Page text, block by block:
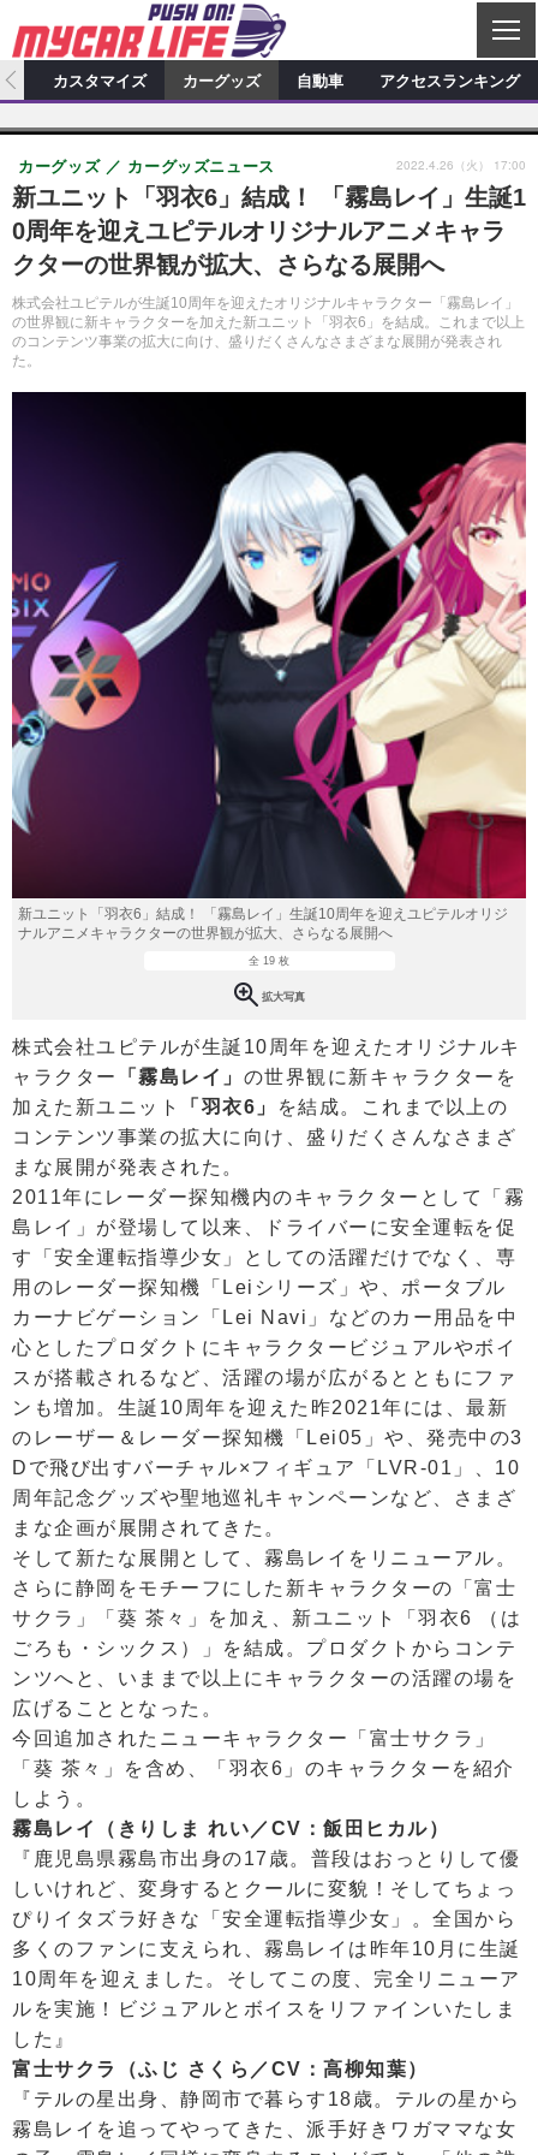
C
L
S
カーオーディオ
特集記事 新製品情報
プロショップ検索 ショップ訪問記
カーオーディオニュース デモカー製作記
その他
カスタマイズ
カスタマイズ特集記事 カスタマイズ新製品情報
カスタマイズニュース
カーグッズ
カーグッズ特集記事 カーグッズ新製品情報
カーグッズニュース
自動車
スクープ
カスタマイズ カーグッズ 自動車 アクセスランキング
新ユニット「羽衣6」結成！ 「霧島レイ」生誕1
0周年を迎えユピテルオリジナルアニメキャラ
クターの世界観が拡大、さらなる展開へ
株式会社ユピテルが生誕10周年を迎えたオリジナルキャラクター「霧島レイ」
の世界観に新キャラクターを加えた新ユニット「羽衣6」を結成。これまで以上
のコンテンツ事業の拡大に向け、盛りだくさんなさまざまな展開が発表され
た。
カーグッズ カーグッズニュース 2022.4.26（火） 17:00
新ユニット「羽衣6」結成！ 「霧島レイ」生誕10周年を迎えユピテルオリジ
ナルアニメキャラクターの世界観が拡大、さらなる展開へ
全 19 枚
拡大写真
株式会社ユピテルが生誕10周年を迎えたオリジナルキ
ャラクター
「霧島レイ」 の世界観に新キャラクターを
加えた新ユニット
「羽衣6」
を結成。これまで以上の
コンテンツ事業の拡大に向け、盛りだくさんなさまざ
まな展開が発表された。
2011年にレーダー探知機内のキャラクターとして「霧
島レイ」が登場して以来、ドライバーに安全運転を促
す「安全運転指導少女」としての活躍だけでなく、専
用のレーダー探知機「Leiシリーズ」や、ポータブル
カーナビゲーション「Lei Navi」などのカー用品を中
心としたプロダクトにキャラクタービジュアルやボイ
スが搭載されるなど、活躍の場が広がるとともにファ
ンも増加。生誕10周年を迎えた昨2021年には、最新
のレーザー＆レーダー探知機「Lei05」や、発売中の3
Dで飛び出すバーチャル×フィギュア「LVR-01」、10
周年記念グッズや聖地巡礼キャンペーンなど、さまざ
まな企画が展開されてきた。
そして新たな展開として、霧島レイをリニューアル。
さらに静岡をモチーフにした新キャラクターの「富士
サクラ」「葵 茶々」を加え、新ユニット「羽衣6 （は
ごろも・シックス）」を結成。プロダクトからコンテ
ンツへと、いままで以上にキャラクターの活躍の場を
広げることとなった。
今回追加されたニューキャラクター「富士サクラ」
「葵 茶々」を含め、「羽衣6」のキャラクターを紹介
しよう。
霧島レイ（きりしま れい／CV：飯田ヒカル）
『鹿児島県霧島市出身の17歳。普段はおっとりして優
しいけれど、変身するとクールに変貌！そしてちょっ
ぴりイタズラ好きな「安全運転指導少女」。全国から
多くのファンに支えられ、霧島レイは昨年10月に生誕
10周年を迎えました。そしてこの度、完全リニューア
ルを実施！ビジュアルとボイスをリファインいたしま
した』
富士サクラ（ふじ さくら／CV：高柳知葉）
『テルの星出身、静岡市で暮らす18歳。テルの星から
霧島レイを追ってやってきた、派手好きワガママな女